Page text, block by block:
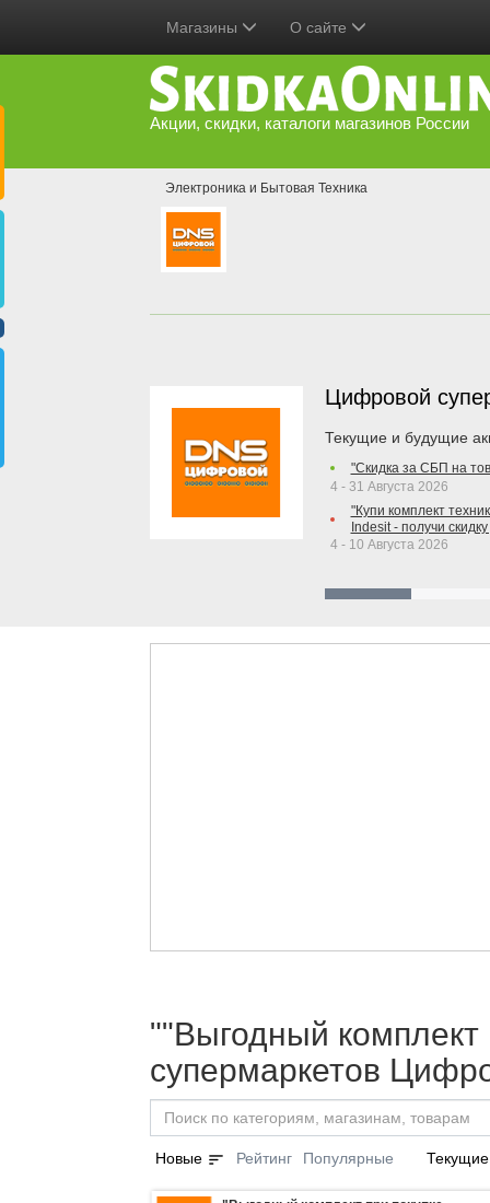
Магазины О сайте
Акции, скидки, каталоги магазинов России
Электроника и Бытовая Техника
Цифровой
Текущие и будущие
"Скидка за СБП на
4 - 31 Августа 2026
"Купи комплект
Indesit - получи
4 - 10 Августа 2026
""Выгодный комплект
супермаркетов
Новые sort Рейтинг Популярные Текущие